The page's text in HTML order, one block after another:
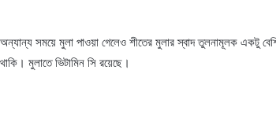
সময়ে মুলা পাওয়া গেলেও শীতের মুলার স্বাদ তুলনামূলক একটু
মুলাতে ভিটামিন সি রয়েছে।